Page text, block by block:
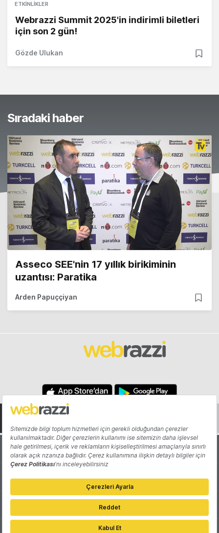
ETKINLIKLER
Webrazzi Summit 2025'in indirimli biletleri
için son 2 gün!
Gözde Ulukan
Sıradaki haber
Asseco SEE'nin 17 yıllık birikiminin
uzantısı: Paratika
Arden Papuççiyan
Hakkında Yazarlar
Katkıda Bulun Reklam